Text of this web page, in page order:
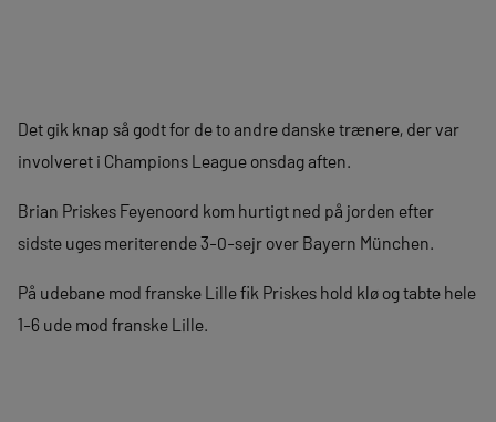
Det gik knap så godt for de to andre danske trænere, der var
involveret i Champions League onsdag aften.
Brian Priskes Feyenoord kom hurtigt ned på jorden efter
sidste uges meriterende 3-0-sejr over Bayern München.
På udebane mod franske Lille fik Priskes hold klø og tabte hele
1-6 ude mod franske Lille.